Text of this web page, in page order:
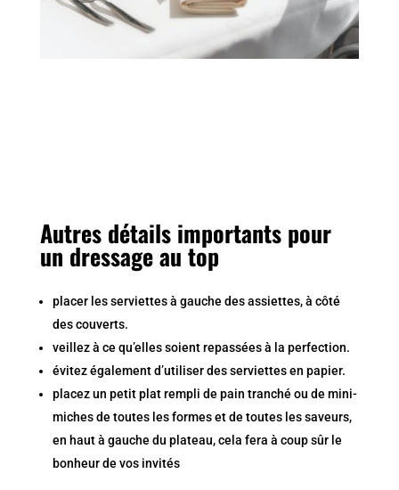
Autres détails importants pour
un dressage au top
placer les serviettes à gauche des assiettes, à côté
des couverts.
veillez à ce qu’elles soient repassées à la perfection.
évitez également d’utiliser des serviettes en papier.
placez un petit plat rempli de pain tranché ou de mini-
miches de toutes les formes et de toutes les saveurs,
en haut à gauche du plateau, cela fera à coup sûr le
bonheur de vos invités